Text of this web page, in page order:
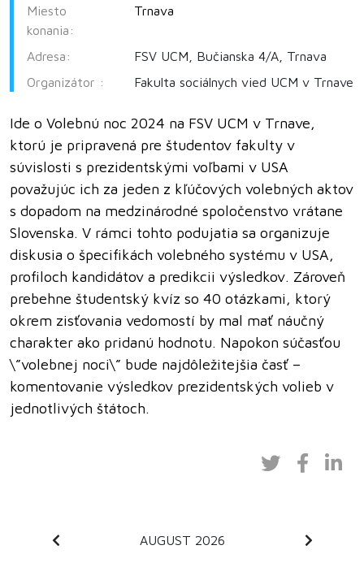
Miesto
konania:
Trnava
Adresa:
FSV UCM, Bučianska 4/A, Trnava
Organizátor :
Fakulta sociálnych vied UCM v Trnave
Ide o Volebnú noc 2024 na FSV UCM v Trnave,
ktorú je pripravená pre študentov fakulty v
súvislosti s prezidentskými voľbami v USA
považujúc ich za jeden z kľúčových volebných aktov
s dopadom na medzinárodné spoločenstvo vrátane
Slovenska. V rámci tohto podujatia sa organizuje
diskusia o špecifikách volebného systému v USA,
profiloch kandidátov a predikcii výsledkov. Zároveň
prebehne študentský kvíz so 40 otázkami, ktorý
okrem zisťovania vedomostí by mal mať náučný
charakter ako pridanú hodnotu. Napokon súčasťou
\”volebnej noci\” bude najdôležitejšia časť –
komentovanie výsledkov prezidentských volieb v
jednotlivých štátoch.
AUGUST 2026